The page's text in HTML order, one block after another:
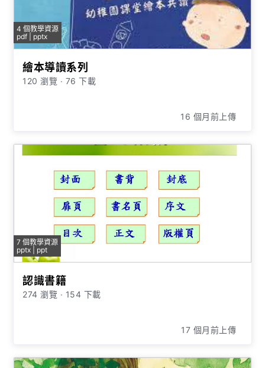
4 個教學資源
pdf | pptx
繪本導讀系列
120 瀏覽 ∙ 76 下載
16 個月前上傳
7 個教學資源
pptx | ppt
認識書籍
274 瀏覽 ∙ 154 下載
17 個月前上傳